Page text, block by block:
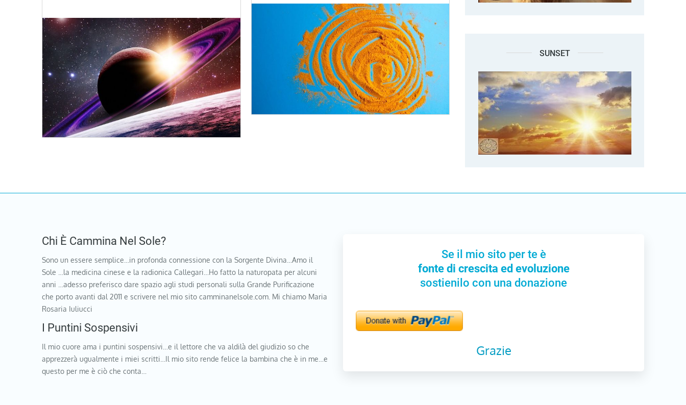
SUNSET
Chi È Cammina Nel Sole?
Sono un essere semplice…in profonda connessione con la Sorgente Divina…Amo il
Sole …la medicina cinese e la radionica Callegari…Ho fatto la naturopata per alcuni
anni …adesso preferisco dare spazio agli studi personali sulla Grande Purificazione
che porto avanti dal 2011 e scrivere nel mio sito camminanelsole.com. Mi chiamo Maria
Rosaria Iuliucci
I Puntini Sospensivi
Il mio cuore ama i puntini sospensivi…e il lettore che va aldilà del giudizio so che
apprezzerà ugualmente i miei scritti…Il mio sito rende felice la bambina che è in me…e
questo per me è ciò che conta…
Se il mio sito per te è
fonte di crescita ed evoluzione
sostienilo con una donazione
Grazie